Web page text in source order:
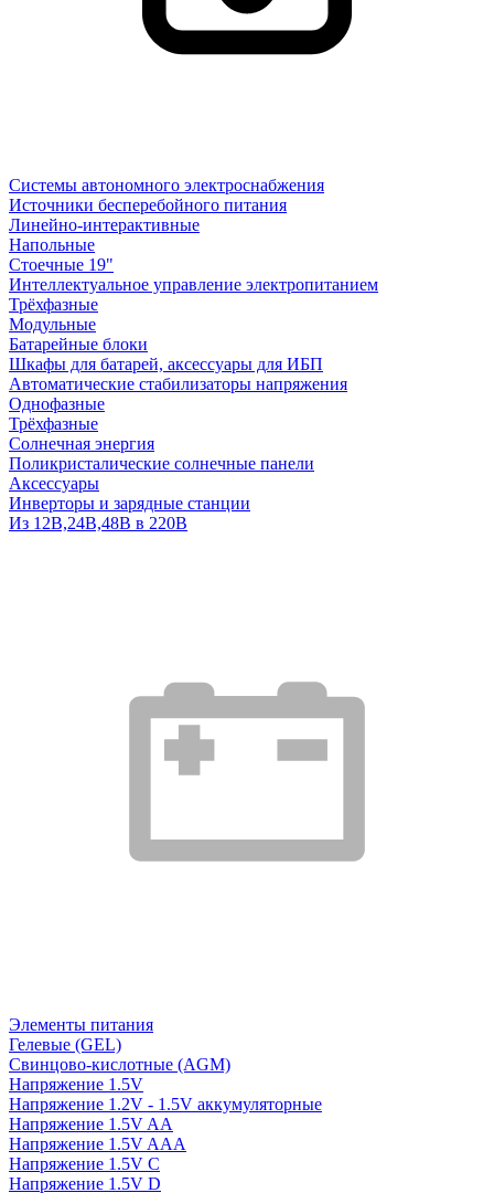
Системы автономного электроснабжения
Источники бесперебойного питания
Линейно-интерактивные
Напольные
Стоечные 19"
Интеллектуальное управление электропитанием
Трёхфазные
Модульные
Батарейные блоки
Шкафы для батарей, аксессуары для ИБП
Автоматические стабилизаторы напряжения
Однофазные
Трёхфазные
Солнечная энергия
Поликристалические солнечные панели
Аксессуары
Инверторы и зарядные станции
Из 12В,24В,48В в 220В
Элементы питания
Гелевые (GEL)
Свинцово-кислотные (AGM)
Напряжение 1.5V
Напряжение 1.2V - 1.5V аккумуляторные
Напряжение 1.5V AA
Напряжение 1.5V AAA
Напряжение 1.5V C
Напряжение 1.5V D